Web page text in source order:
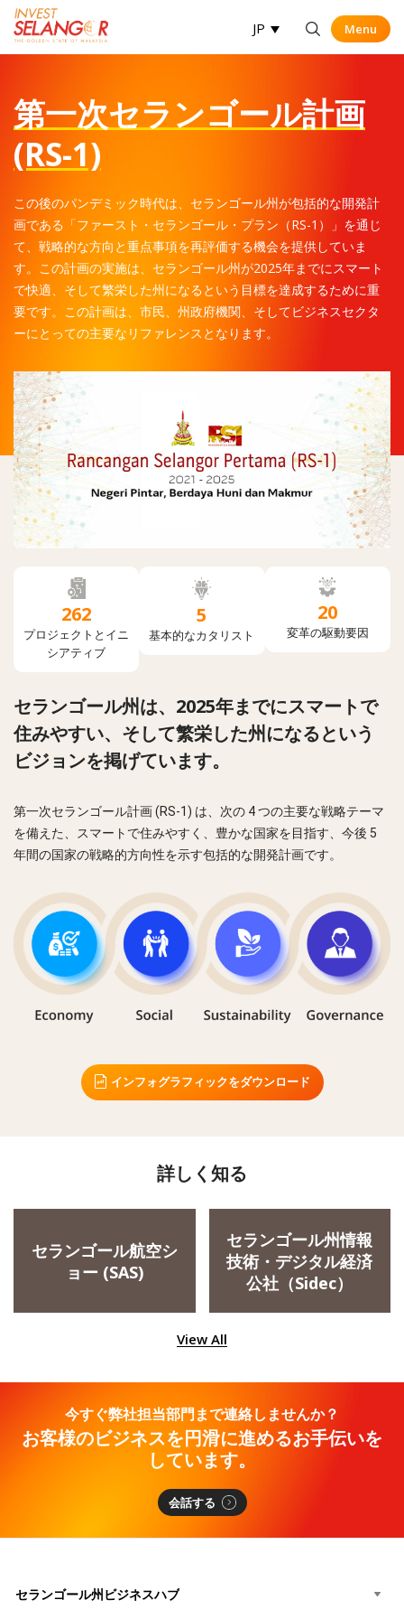
JP Menu
Menu
Looking for
第一次セランゴール計画
(RS-1)
この後のパンデミック時代は、セランゴール州が包括的な開発計
画である「ファースト・セランゴール・プラン（RS-1）」を通じ
て、戦略的な方向と重点事項を再評価する機会を提供していま
す。この計画の実施は、セランゴール州が2025年までにスマート
で快適、そして繁栄した州になるという目標を達成するために重
要です。この計画は、市民、州政府機関、そしてビジネスセクタ
ーにとっての主要なリファレンスとなります。
262
プロジェクトとイニ
シアティブ
5
基本的なカタリスト
20
変革の駆動要因
セランゴール州は、2025年までにスマートで
住みやすい、そして繁栄した州になるという
ビジョンを掲げています。
第一次セランゴール計画 (RS-1) は、次の 4 つの主要な戦略テーマ
を備えた、スマートで住みやすく、豊かな国家を目指す、今後 5
年間の国家の戦略的方向性を示す包括的な開発計画です。
インフォグラフィックをダウンロード
詳しく知る
セランゴール航空シ
ョー (SAS)
セランゴール州情報
技術・デジタル経済
公社（Sidec）
View All
今すぐ弊社担当部門まで連絡しませんか？
お客様のビジネスを円滑に進めるお手伝いを
しています。
会話する
セランゴール州ビジネスハブ